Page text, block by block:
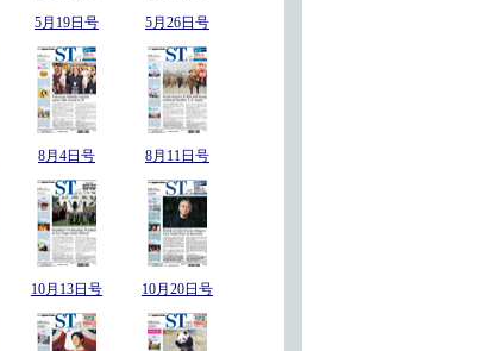
5月19日号 5月26日号
8月4日号 8月11日号
10月13日号 10月20日号